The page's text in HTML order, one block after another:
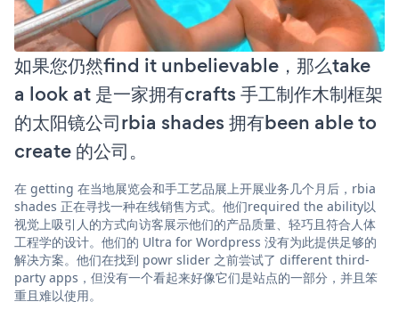
如果您仍然find it unbelievable，那么take
a look at 是一家拥有crafts 手工制作木制框架
的太阳镜公司rbia shades 拥有been able to
create 的公司。
在 getting 在当地展览会和手工艺品展上开展业务几个月后，rbia
shades 正在寻找一种在线销售方式。他们required the ability以
视觉上吸引人的方式向访客展示他们的产品质量、轻巧且符合人体
工程学的设计。他们的 Ultra for Wordpress 没有为此提供足够的
解决方案。他们在找到 powr slider 之前尝试了 different third-
party apps，但没有一个看起来好像它们是站点的一部分，并且笨
重且难以使用。